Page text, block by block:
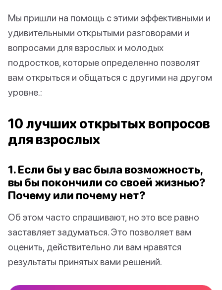
Мы пришли на помощь с этими эффективными и
удивительными открытыми разговорами и
вопросами для взрослых и молодых
подростков, которые определенно позволят
вам открыться и общаться с другими на другом
уровне.:
10 лучших открытых вопросов
для взрослых
1. Если бы у вас была возможность,
вы бы покончили со своей жизнью?
Почему или почему нет?
Об этом часто спрашивают, но это все равно
заставляет задуматься. Это позволяет вам
оценить, действительно ли вам нравятся
результаты принятых вами решений.